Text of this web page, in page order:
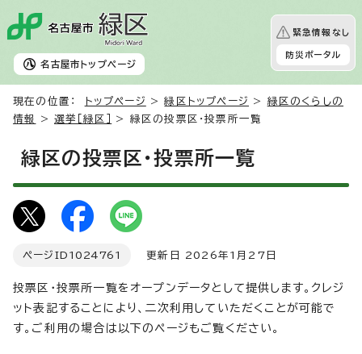
名古屋市 トップページ
緊急情報なし
防災ポータル
現在の位置： トップページ >緑区トップページ > 緑区のくらしの
情報
>選挙［緑区］ > 緑区の投票区・投票所一覧
緑区の投票区・投票所一覧
ページID 1024761 更新日 2026年1月27日
投票区・投票所一覧をオープンデータとして提供します。クレジ
ット表記することにより、二次利用していただくことが可能で
す。ご利用の場合は以下のページもご覧ください。